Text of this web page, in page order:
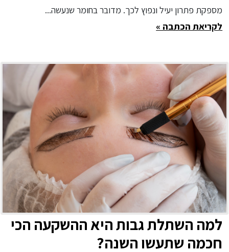
מספקת פתרון יעיל ונפוץ לכך. מדובר בחומר שנעשה...
לקריאת הכתבה »
למה השתלת גבות היא ההשקעה הכי
חכמה שתעשו השנה?